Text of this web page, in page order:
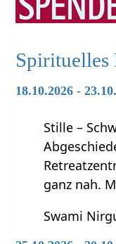
Spirituelles
18.10.2026 -
Stille –
ganz nah.
Swami